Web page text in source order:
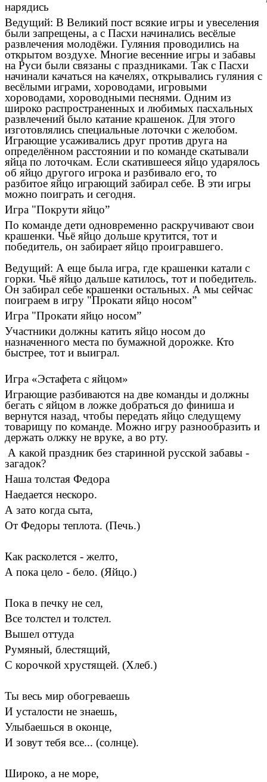
нарядись
Ведущий: В Великий пост всякие игры и увеселения
были запрещены, а с Пасхи начинались весёлые
развлечения молодёжи. Гуляния проводились на
открытом воздухе. Многие весенние игры и забавы
на Руси были связаны с праздниками. Так с Пасхи
начинали качаться на качелях, открывались гуляния с
весёлыми играми, хороводами, игровыми
хороводами, хороводными песнями. Одним из
широко распространенных и любимых пасхальных
развлечений было катание крашенок. Для этого
изготовлялись специальные лоточки с желобом.
Играющие усаживались друг против друга на
определённом расстоянии и по команде скатывали
яйца по лоточкам. Если скатившееся яйцо ударялось
об яйцо другого игрока и разбивало его, то
разбитое яйцо играющий забирал себе. В эти игры
можно поиграть и сегодня.
Игра "Покрути яйцо”
По команде дети одновременно раскручивают свои
крашенки. Чьё яйцо дольше крутится, тот и
победитель, он забирает яйцо проигравшего.
Ведущий: А еще была игра, где крашенки катали с
горки. Чьё яйцо дальше катилось, тот и победитель.
Он забирал себе крашенки остальных. А мы сейчас
поиграем в игру "Прокати яйцо носом”
Игра "Прокати яйцо носом”
Участники должны катить яйцо носом до
назначенного места по бумажной дорожке. Кто
быстрее, тот и выиграл.
Игра «Эстафета с яйцом»
Играющие разбиваются на две команды и должны
бегать с яйцом в ложке добраться до финиша и
вернутся назад, чтобы передать яйцо следущему
товарищу по команде. Можно игру разнообразить и
держать олжку не вруке, а во рту.
А какой праздник без старинной русской забавы -
загадок?
Наша толстая Федора
Наедается нескоро.
А зато когда сыта,
От Федоры теплота. (Печь.)
Как расколется - желто,
А пока цело - бело. (Яйцо.)
Пока в печку не сел,
Все толстел и толстел.
Вышел оттуда
Румяный, блестящий,
С корочкой хрустящей. (Хлеб.)
Ты весь мир обогреваешь
И усталости не знаешь,
Улыбаешься в оконце,
И зовут тебя все... (солнце).
Широко, а не море,